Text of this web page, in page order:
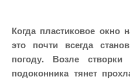
Когда пластиковое окно
это почти всегда
погоду. Возле створки
подоконника тянет